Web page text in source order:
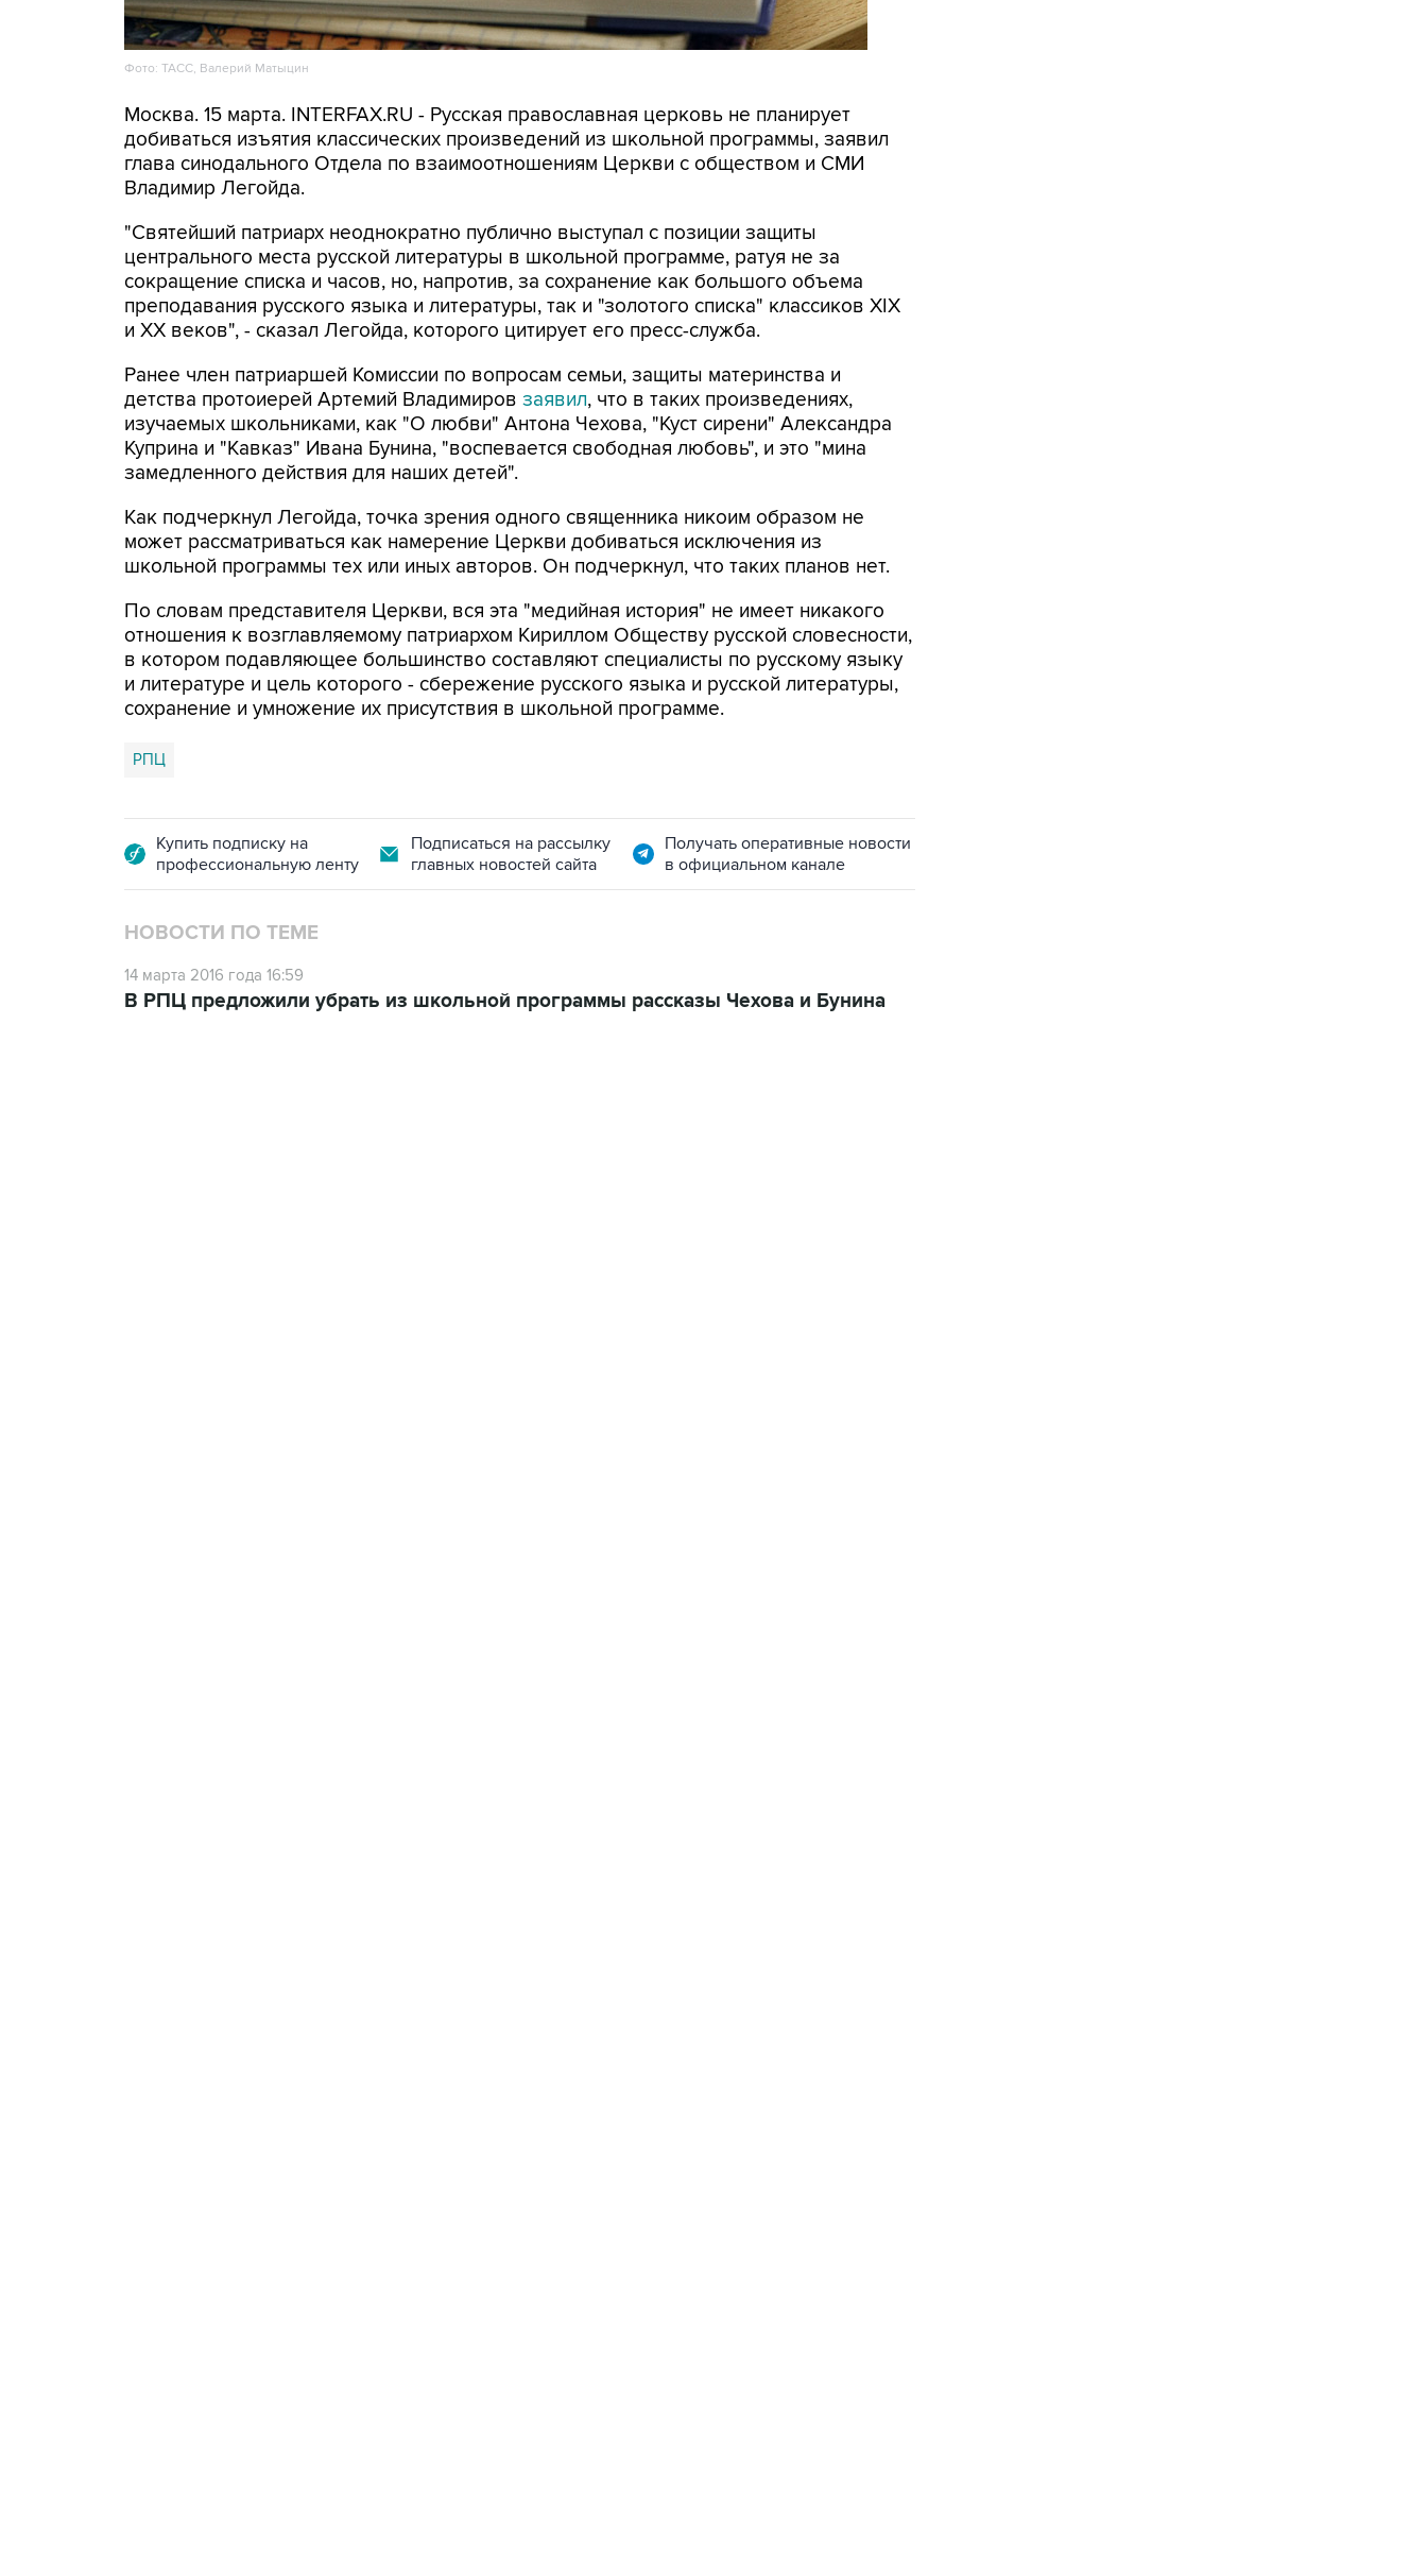
Фото: ТАСС, Валерий Матыцин
Москва. 15 марта. INTERFAX.RU - Русская православная церковь не планирует
добиваться изъятия классических произведений из школьной программы, заявил
глава синодального Отдела по взаимоотношениям Церкви с обществом и СМИ
Владимир Легойда.
"Святейший патриарх неоднократно публично выступал с позиции защиты
центрального места русской литературы в школьной программе, ратуя не за
сокращение списка и часов, но, напротив, за сохранение как большого объема
преподавания русского языка и литературы, так и "золотого списка" классиков XIX
и XX веков", - сказал Легойда, которого цитирует его пресс-служба.
Ранее член патриаршей Комиссии по вопросам семьи, защиты материнства и
детства протоиерей Артемий Владимиров заявил, что в таких произведениях,
изучаемых школьниками, как "О любви" Антона Чехова, "Куст сирени" Александра
Куприна и "Кавказ" Ивана Бунина, "воспевается свободная любовь", и это "мина
замедленного действия для наших детей".
Как подчеркнул Легойда, точка зрения одного священника никоим образом не
может рассматриваться как намерение Церкви добиваться исключения из
школьной программы тех или иных авторов. Он подчеркнул, что таких планов нет.
По словам представителя Церкви, вся эта "медийная история" не имеет никакого
отношения к возглавляемому патриархом Кириллом Обществу русской словесности,
в котором подавляющее большинство составляют специалисты по русскому языку
и литературе и цель которого - сбережение русского языка и русской литературы,
сохранение и умножение их присутствия в школьной программе.
РПЦ
Купить подписку на
профессиональную ленту
Подписаться на рассылку
главных новостей сайта
Получать оперативные новости
в официальном канале
НОВОСТИ ПО ТЕМЕ
14 марта 2016 года 16:59
В РПЦ предложили убрать из школьной программы рассказы Чехова и Бунина